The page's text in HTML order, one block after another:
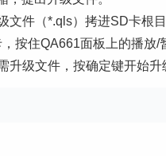
文件（*.qls）拷进SD卡根目
按住QA661面板上的播放
升级文件，按确定键开始升